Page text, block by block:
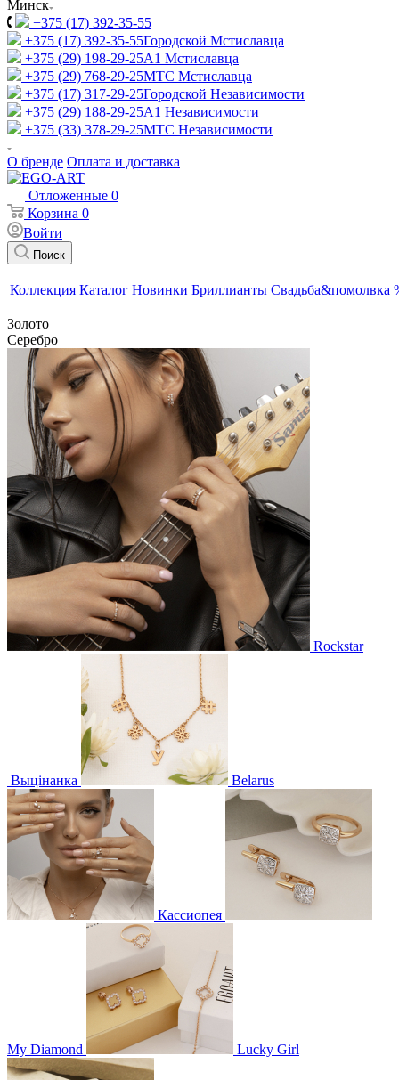
Минск
+375 (17) 392-35-55
+375 (17) 392-35-55Городской Мстиславца
+375 (29) 198-29-25A1 Мстиславца
+375 (29) 768-29-25МТС Мстиславца
+375 (17) 317-29-25Городской Независимости
+375 (29) 188-29-25A1 Независимости
+375 (33) 378-29-25МТС Независимости
О бренде Оплата и доставка
Отложенные 0
Корзина 0
Войти
Поиск
Коллекция Каталог Новинки Бриллианты Свадьба&помолвка
Золото
Серебро
Rockstar
Выцінанка Belarus
Кассиопея
My Diamond Lucky Girl